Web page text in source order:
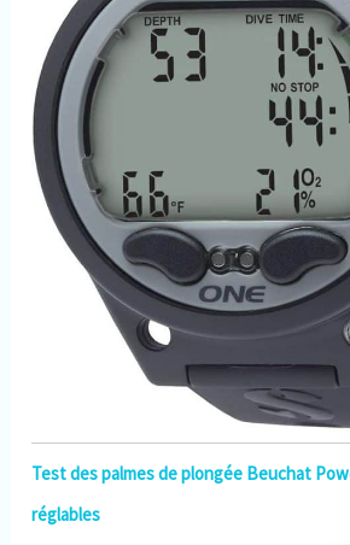
Test des palmes de plongée Beuchat
réglables